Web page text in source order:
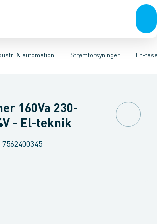
& automation
& lampeudtagForgreningsmateriel
Strømforsyninger
Frekvensomformere og softstartereEn-
En-faset styretransformerSpecialvarer
160Va 230-
- El-teknik
7562400345